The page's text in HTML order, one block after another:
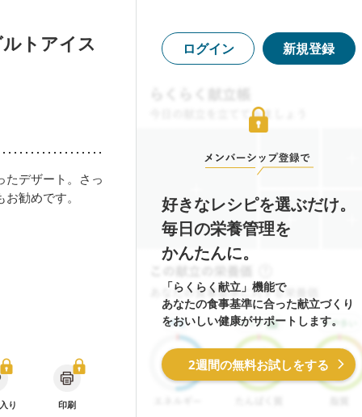
トアイス
たデザート。さっ
勧めです。
り 印刷
ログイン 新規登録
好きなレシピを選ぶだけ。
毎日の栄養管理を
かんたんに。
「らくらく献立」機能で
あなたの食事基準に合った献立づくり
をおいしい健康がサポートします。
2週間の無料お試しをする